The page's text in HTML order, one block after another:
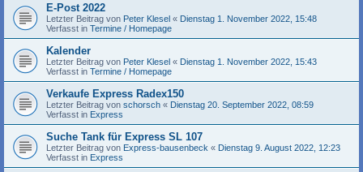
E-Post 2022
Letzter Beitrag von Peter Klesel « Dienstag 1. November 2022, 15:48
Verfasst in Termine / Homepage
Kalender
Letzter Beitrag von Peter Klesel « Dienstag 1. November 2022, 15:43
Verfasst in Termine / Homepage
Verkaufe Express Radex150
Letzter Beitrag von schorsch « Dienstag 20. September 2022, 08:59
Verfasst in Express
Suche Tank für Express SL 107
Letzter Beitrag von Express-bausenbeck « Dienstag 9. August 2022, 12:23
Verfasst in Express